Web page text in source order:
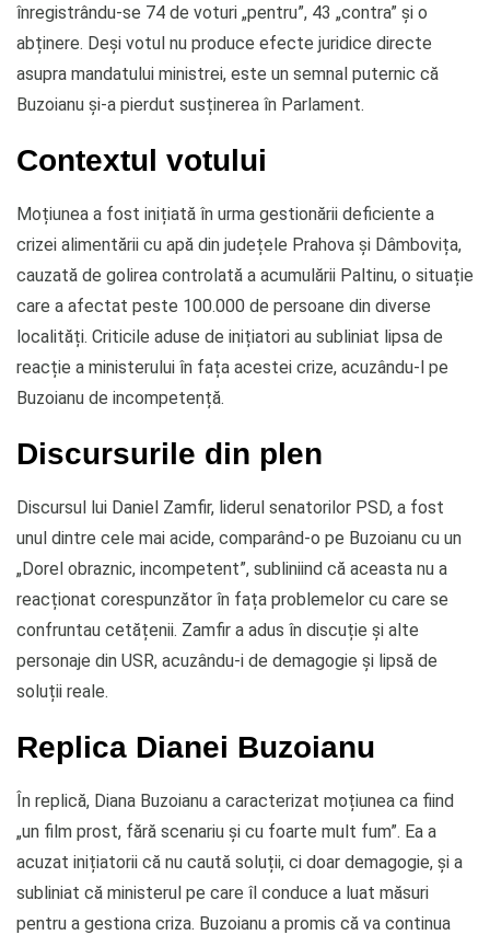
înregistrându-se 74 de voturi „pentru”, 43 „contra” și o
abținere. Deși votul nu produce efecte juridice directe
asupra mandatului ministrei, este un semnal puternic că
Buzoianu și-a pierdut susținerea în Parlament.
Contextul votului
Moțiunea a fost inițiată în urma gestionării deficiente a
crizei alimentării cu apă din județele Prahova și Dâmbovița,
cauzată de golirea controlată a acumulării Paltinu, o situație
care a afectat peste 100.000 de persoane din diverse
localități. Criticile aduse de inițiatori au subliniat lipsa de
reacție a ministerului în fața acestei crize, acuzându-l pe
Buzoianu de incompetență.
Discursurile din plen
Discursul lui Daniel Zamfir, liderul senatorilor PSD, a fost
unul dintre cele mai acide, comparând-o pe Buzoianu cu un
„Dorel obraznic, incompetent”, subliniind că aceasta nu a
reacționat corespunzător în fața problemelor cu care se
confruntau cetățenii. Zamfir a adus în discuție și alte
personaje din USR, acuzându-i de demagogie și lipsă de
soluții reale.
Replica Dianei Buzoianu
În replică, Diana Buzoianu a caracterizat moțiunea ca fiind
„un film prost, fără scenariu și cu foarte mult fum”. Ea a
acuzat inițiatorii că nu caută soluții, ci doar demagogie, și a
subliniat că ministerul pe care îl conduce a luat măsuri
pentru a gestiona criza. Buzoianu a promis că va continua